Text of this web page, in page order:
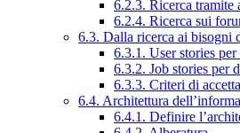
6.2.3. Ricerca tramite
6.2.4. Ricerca sui
6.3. Dalla ricerca ai bisogni
6.3.1. User stories
6.3.2. Job stories per
6.3.3. Criteri di
6.4. Architettura
6.4.1. Definire